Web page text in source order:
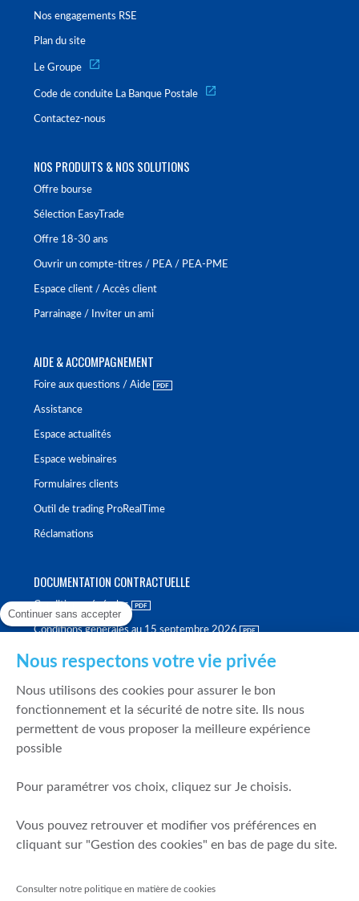
Nos engagements RSE
Plan du site
Le Groupe
Code de conduite La Banque Postale
Contactez-nous
NOS PRODUITS & NOS SOLUTIONS
Offre bourse
Sélection EasyTrade
Offre 18-30 ans
Ouvrir un compte-titres / PEA / PEA-PME
Espace client / Accès client
Parrainage / Inviter un ami
AIDE & ACCOMPAGNEMENT
Foire aux questions / Aide
Assistance
Espace actualités
Espace webinaires
Formulaires clients
Outil de trading ProRealTime
Réclamations
DOCUMENTATION CONTRACTUELLE
Conditions générales
Conditions générales au 15 septembre 2026
Politique de meilleure sélection
Politique de durabilité
Fonds de garantie des dépôts et de résolution
Mentions légales
Prévention de la fraude
Continuer sans accepter
Nous respectons votre vie privée
Nous utilisons des cookies pour assurer le bon
fonctionnement et la sécurité de notre site. Ils nous
permettent de vous proposer la meilleure expérience
possible
Pour paramétrer vos choix, cliquez sur Je choisis.
Vous pouvez retrouver et modifier vos préférences en
cliquant sur "Gestion des cookies" en bas de page du site.
Consulter notre politique en matière de cookies